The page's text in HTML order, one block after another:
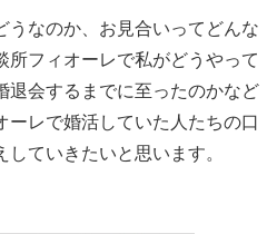
うなのか、お見合いってどんな
所フィオーレで私がどうやって
退会するまでに至ったのかなど
ーレで婚活していた人たちの口
ていきたいと思います。